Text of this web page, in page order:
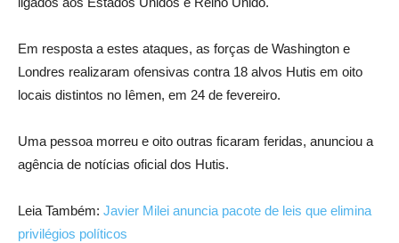
Em resposta a estes ataques, as forças de Washington e
Londres realizaram ofensivas contra 18 alvos Hutis em oito
locais distintos no Iêmen, em 24 de fevereiro.
Uma pessoa morreu e oito outras ficaram feridas, anunciou a
agência de notícias oficial dos Hutis.
Leia Também: Javier Milei anuncia pacote de leis que elimina
privilégios políticos